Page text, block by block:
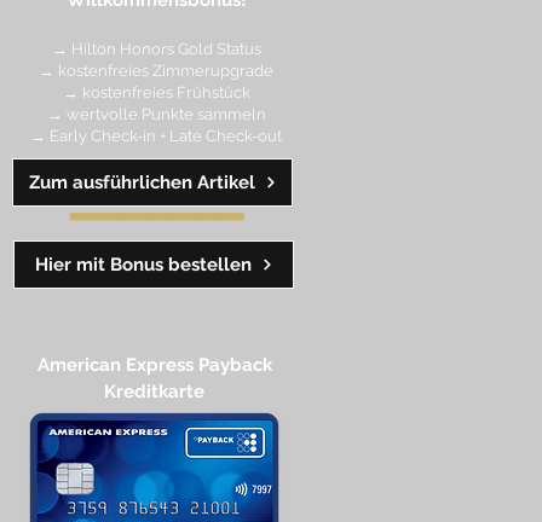
→ Hilton Honors Gold Status
→ kostenfreies Zimmerupgrade
→ kostenfreies Frühstück
→ wertvolle Punkte sammeln
→ Early Check-in + Late Check-out
━━━━━━━
Hier mit Bonus bestellen
Zum ausführlichen Artikel
American Express Payback
Kreditkarte​